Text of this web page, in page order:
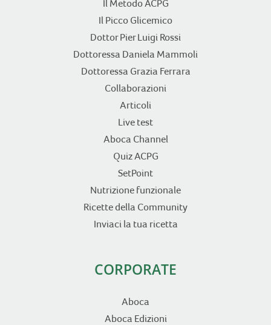
Il Metodo ACPG
Il Picco Glicemico
Dottor Pier Luigi Rossi
Dottoressa Daniela Mammoli
Dottoressa Grazia Ferrara
Collaborazioni
Articoli
Live test
Aboca Channel
Quiz ACPG
SetPoint
Nutrizione funzionale
Ricette della Community
Inviaci la tua ricetta
CORPORATE
Aboca
Aboca Edizioni